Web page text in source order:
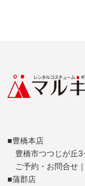
■豊橋本店
豊橋市つつじが丘
ご予約・お問合せ
■蒲郡店